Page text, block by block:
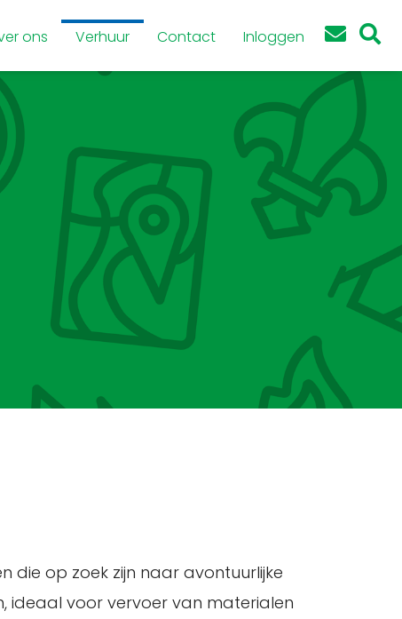
ons Verhuur Contact Inloggen
die op zoek zijn naar avontuurlijke
ideaal voor vervoer van materialen